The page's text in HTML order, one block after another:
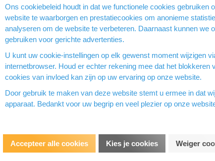
Ons cookiebeleid houdt in dat we functionele cookies gebruiken
website te waarborgen en prestatiecookies om anonieme
analyseren om de website te verbeteren. Daarnaast kunnen we
gebruiken voor gerichte advertenties.
U kunt uw cookie-instellingen op elk gewenst moment wijzigen
internetbrowser. Houd er echter rekening mee dat het blokkeren
cookies van invloed kan zijn op uw ervaring op onze website.
Door gebruik te maken van deze website stemt u ermee in dat
apparaat. Bedankt voor uw begrip en veel plezier op onze
Accepteer alle cookies Kies je cookies Weiger